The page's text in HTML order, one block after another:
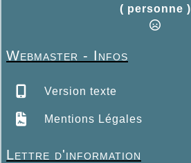
( personne )
Webmaster - Infos
Version texte
Mentions Légales
Lettre d'information